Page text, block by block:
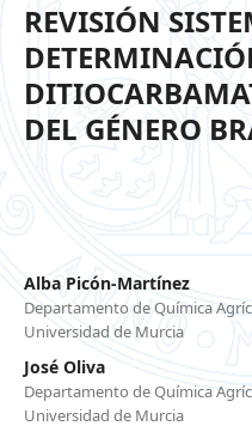
REVISIÓN
DEL GÉNERO
Alba Picón-Martínez
Departamento de Química
Universidad de Murcia
José Oliva
Departamento de Química
Universidad de Murcia